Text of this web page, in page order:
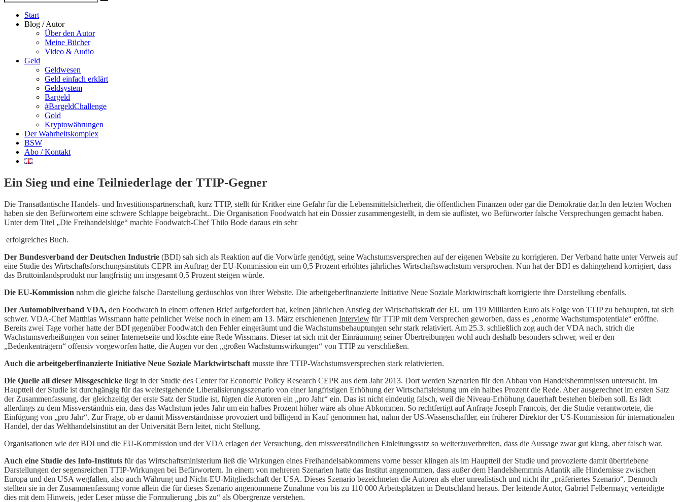
nach
Suche
Start
Blog / Autor
Über den Autor
Meine Bücher
Video & Audio
Geld
Geldwesen
Geld einfach erklärt
Geldsystem
Bargeld
#BargeldChallenge
Gold
Kryptowährungen
Der Wahrheitskomplex
BSW
Abo / Kontakt
Ein Sieg und eine Teilniederlage der TTIP-Gegner
Die Transatlantische Handels- und Investitionspartnerschaft, kurz TTIP, stellt für Kritker eine Gefahr für die Lebensmittelsicherheit, die öffentlichen Finanzen oder gar die Demokratie dar.In den letzten Wochen
haben sie den Befürwortern eine schwere Schlappe beigebracht.. Die Organisation Foodwatch hat ein Dossier zusammengestellt, in dem sie auflistet, wo Befürworter falsche Versprechungen gemacht haben.
Unter dem Titel „Die Freihandelslüge“ machte Foodwatch-Chef Thilo Bode daraus ein sehr
erfolgreiches Buch.
Der Bundesverband der Deutschen Industrie (BDI) sah sich als Reaktion auf die Vorwürfe genötigt, seine Wachstumsversprechen auf der eigenen Website zu korrigieren. Der Verband hatte unter Verweis auf
eine Studie des Wirtschaftsforschungsinstituts CEPR im Auftrag der EU-Kommission ein um 0,5 Prozent erhöhtes jährliches Wirtschaftswachstum versprochen. Nun hat der BDI es dahingehend korrigiert, dass
das Bruttoinlandsprodukt nur langfristig um insgesamt 0,5 Prozent steigen würde.
Die EU-Kommission nahm die gleiche falsche Darstellung geräuschlos von ihrer Website. Die arbeitgeberfinanzierte Initiative Neue Soziale Marktwirtschaft korrigierte ihre Darstellung ebenfalls.
Der Automobilverband VDA, den Foodwatch in einem offenen Brief aufgefordert hat, keinen jährlichen Anstieg der Wirtschaftskraft der EU um 119 Milliarden Euro als Folge von TTIP zu behaupten, tat sich
schwer. VDA-Chef Matthias Wissmann hatte peinlicher Weise noch in einem am 13. März erschienenen Interview für TTIP mit dem Versprechen geworben, dass es „enorme Wachstumspotentiale“ eröffne.
Bereits zwei Tage vorher hatte der BDI gegenüber Foodwatch den Fehler eingeräumt und die Wachstumsbehauptungen sehr stark relativiert. Am 25.3. schließlich zog auch der VDA nach, strich die
Wachstumsverheißungen von seiner Internetseite und löschte eine Rede Wissmans. Dieser tat sich mit der Einräumung seiner Übertreibungen wohl auch deshalb besonders schwer, weil er den
„Bedenkenträgern“ offensiv vorgeworfen hatte, die Augen vor den „großen Wachstumswirkungen“ von TTIP zu verschließen.
Auch die arbeitgeberfinanzierte Initiative Neue Soziale Marktwirtschaft musste ihre TTIP-Wachstumsversprechen stark relativierten.
Die Quelle all dieser Missgeschicke liegt in der Studie des Center for Economic Policy Research CEPR aus dem Jahr 2013. Dort werden Szenarien für den Abbau von Handelshemmnissen untersucht. Im
Hauptteil der Studie ist durchgängig für das weitestgehende Liberalisierungsszenario von einer langfristigen Erhöhung der Wirtschaftsleistung um ein halbes Prozent die Rede. Aber ausgerechnet im ersten Satz
der Zusammenfassung, der gleichzeitig der erste Satz der Studie ist, fügten die Autoren ein „pro Jahr“ ein. Das ist nicht eindeutig falsch, weil die Niveau-Erhöhung dauerhaft bestehen bleiben soll. Es lädt
allerdings zu dem Missverständnis ein, dass das Wachstum jedes Jahr um ein halbes Prozent höher wäre als ohne Abkommen. So rechtfertigt auf Anfrage Joseph Francois, der die Studie verantwortete, die
Einfügung von „pro Jahr“. Zur Frage, ob er damit Missverständnisse provoziert und billigend in Kauf genommen hat, nahm der US-Wissenschaftler, ein früherer Direktor der US-Kommission für internationalen
Handel, der das Welthandelsinstitut an der Universität Bern leitet, nicht Stellung.
Organisationen wie der BDI und die EU-Kommission und der VDA erlagen der Versuchung, den missverständlichen Einleitungssatz so weiterzuverbreiten, dass die Aussage zwar gut klang, aber falsch war.
Auch eine Studie des Info-Instituts für das Wirtschaftsministerium ließ die Wirkungen eines Freihandelsabkommens vorne besser klingen als im Hauptteil der Studie und provozierte damit übertriebene
Darstellungen der segensreichen TTIP-Wirkungen bei Befürwortern. In einem von mehreren Szenarien hatte das Institut angenommen, dass außer dem Handelshemmnis Atlantik alle Hindernisse zwischen
Europa und den USA wegfallen, also auch Währung und Nicht-EU-Mitgliedschaft der USA. Dieses Szenario bezeichneten die Autoren als eher unrealistisch und nicht ihr „präferiertes Szenario“. Dennoch
stellten sie in der Zusammenfassung vorne allein die für dieses Szenario angenommene Zunahme von bis zu 110 000 Arbeitsplätzen in Deutschland heraus. Der leitende Autor, Gabriel Felbermayr, verteidigte
dies mit dem Hinweis, jeder Leser müsse die Formulierung „bis zu“ als Obergrenze verstehen.